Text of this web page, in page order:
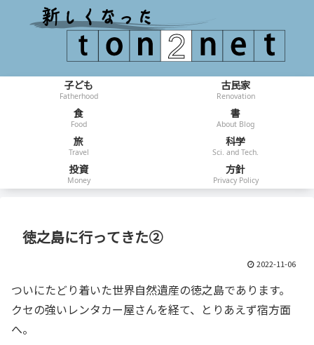
子ども
Fatherhood
古民家
Renovation
食
Food
書
About Blog
旅
Travel
科学
Sci. and Tech.
投資
Money
方針
Privacy Policy
徳之島に行ってきた②
2022-11-06
ついにたどり着いた世界自然遺産の徳之島であります。
クセの強いレンタカー屋さんを経て、とりあえず宿方面
へ。